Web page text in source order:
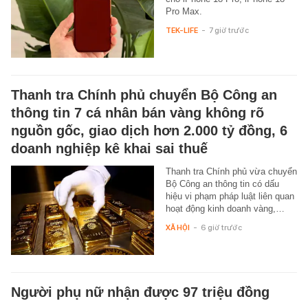
Pro Max.
TEK-LIFE - 7 giờ trước
Thanh tra Chính phủ chuyển Bộ Công an
thông tin 7 cá nhân bán vàng không rõ
nguồn gốc, giao dịch hơn 2.000 tỷ đồng, 6
doanh nghiệp kê khai sai thuế
Thanh tra Chính phủ vừa chuyển
Bộ Công an thông tin có dấu
hiệu vi phạm pháp luật liên quan
hoạt động kinh doanh vàng,…
XÃ HỘI - 6 giờ trước
Người phụ nữ nhận được 97 triệu đồng